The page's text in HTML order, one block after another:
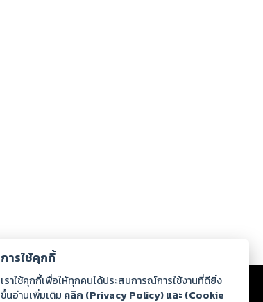
ร่วมงานกับเรา ดาวน์โหลด
การใช้คุกกี้
เราใช้คุกกี้เพื่อให้ทุกคนได้ประสบการณ์การใช้งานที่ดียิ่ง
ขึ้นอ่านเพิ่มเติม คลิก (Privacy Policy) และ (Cookie